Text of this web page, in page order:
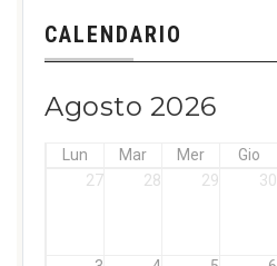
CALENDARIO
Agosto 2026
Lun Mar Mer Gio
27
28 29 30